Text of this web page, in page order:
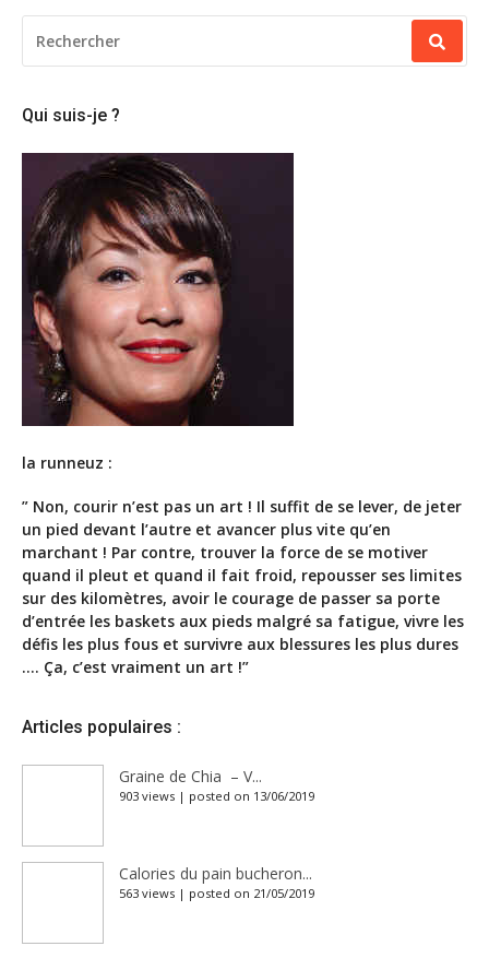
POUR
:
Qui suis-je ?
la runneuz :
” Non, courir n’est pas un art ! Il suffit de se lever, de jeter
un pied devant l’autre et avancer plus vite qu’en
marchant ! Par contre, trouver la force de se motiver
quand il pleut et quand il fait froid, repousser ses limites
sur des kilomètres, avoir le courage de passer sa porte
d’entrée les baskets aux pieds malgré sa fatigue, vivre les
défis les plus fous et survivre aux blessures les plus dures
…. Ça, c’est vraiment un art !”
Articles populaires :
Graine de Chia – V...
903 views | posted on 13/06/2019
Calories du pain bucheron...
563 views | posted on 21/05/2019